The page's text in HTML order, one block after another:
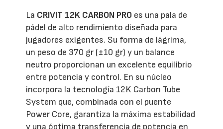
La CRIVIT 12K CARBON PRO es una pala de
pádel de alto rendimiento diseñada para
jugadores exigentes. Su forma de lágrima,
un peso de 370 gr (±10 gr) y un balance
neutro proporcionan un excelente equilibrio
entre potencia y control. En su núcleo
incorpora la tecnología 12K Carbon Tube
System que, combinada con el puente
Power Core, garantiza la máxima estabilidad
y una óptima transferencia de potencia en